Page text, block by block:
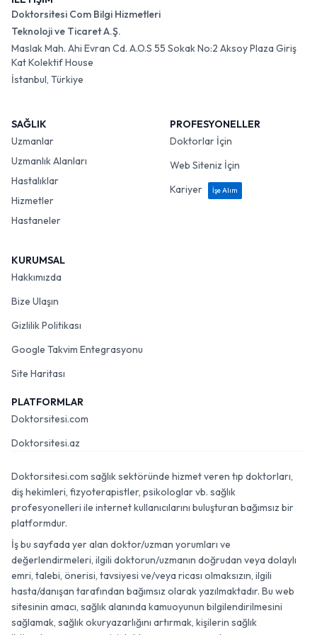
Doktorsitesi Com Bilgi Hizmetleri
Teknoloji ve Ticaret A.Ş.
Maslak Mah. Ahi Evran Cd. A.O.S 55 Sokak No:2 Aksoy Plaza Giriş
Kat Kolektif House
İstanbul, Türkiye
SAĞLIK
Uzmanlar
Uzmanlık Alanları
Hastalıklar
Hizmetler
Hastaneler
PROFESYONELLER
Doktorlar İçin
Web Siteniz İçin
Kariyer
İşe Alım
KURUMSAL
Hakkımızda
Bize Ulaşın
Gizlilik Politikası
Google Takvim Entegrasyonu
Site Haritası
PLATFORMLAR
Doktorsitesi.com
Doktorsitesi.az
Doktorsitesi.com sağlık sektöründe hizmet veren tıp doktorları,
diş hekimleri, fizyoterapistler, psikologlar vb. sağlık
profesyonelleri ile internet kullanıcılarını buluşturan bağımsız bir
platformdur.
İş bu sayfada yer alan doktor/uzman yorumları ve
değerlendirmeleri, ilgili doktorun/uzmanın doğrudan veya dolaylı
emri, talebi, önerisi, tavsiyesi ve/veya ricası olmaksızın, ilgili
hasta/danışan tarafından bağımsız olarak yazılmaktadır. Bu web
sitesinin amacı, sağlık alanında kamuoyunun bilgilendirilmesini
sağlamak, sağlık okuryazarlığını artırmak, kişilerin sağlık